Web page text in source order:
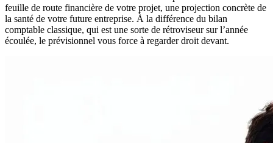
feuille de route financière de votre projet, une projection concrète de
la santé de votre future entreprise. À la différence du bilan
comptable classique, qui est une sorte de rétroviseur sur l’année
écoulée, le prévisionnel vous force à regarder droit devant.